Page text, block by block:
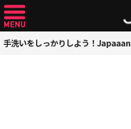
手洗いをしっかりしよう！Japaaan